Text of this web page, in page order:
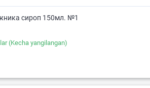
сироп 150мл. №1
(Kecha yangilangan)
38 000